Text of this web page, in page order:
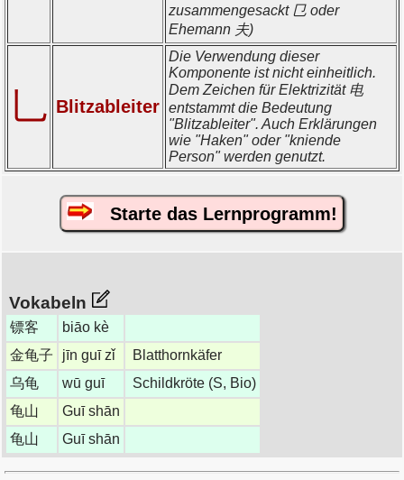
zusammengesackt 㔾 oder
Ehemann 夫)
乚 Blitzableiter
Die Verwendung dieser
Komponente ist nicht einheitlich.
Dem Zeichen für Elektrizität 电
entstammt die Bedeutung
"Blitzableiter". Auch Erklärungen
wie "Haken" oder "kniende
Person" werden genutzt.
Starte das Lernprogramm!
Vokabeln
镖客
biāo kè
金龟子
jīn guī zǐ
Blatthornkäfer
乌龟
wū guī
Schildkröte (S, Bio)
龟山
Guī shān
龟山
Guī shān